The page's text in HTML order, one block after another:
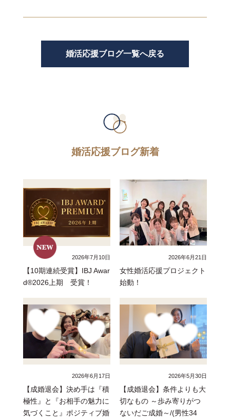
婚活応援ブログ一覧へ戻る
婚活応援ブログ新着
2026年7月10日
【10期連続受賞】IBJ Awar
d®2026上期 受賞！
2026年6月21日
女性婚活応援プロジェクト
始動！
2026年6月17日
【成婚退会】決め手は『積
極性』と『お相手の魅力に
気づくこと』ポジティブ婚
2026年5月30日
【成婚退会】条件よりも大
切なもの ～歩み寄りがつ
ないだご成婚～/(男性34